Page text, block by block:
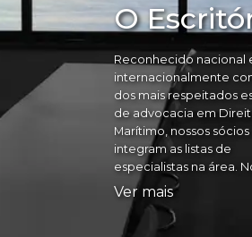
O
Reconhecido nacional
internacionalmente
dos mais respeitados
de advocacia em
Marítimo, nossos sócios
integram as listas de
especialistas na área.
Ver mais